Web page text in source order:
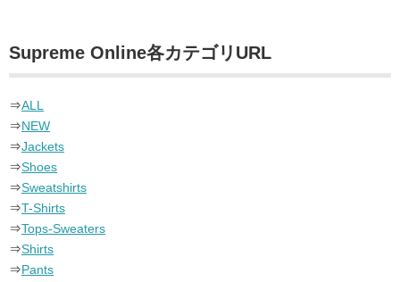
Supreme Online各カテゴリURL
⇒ALL
⇒NEW
⇒Jackets
⇒Shoes
⇒Sweatshirts
⇒T-Shirts
⇒Tops-Sweaters
⇒Shirts
⇒Pants